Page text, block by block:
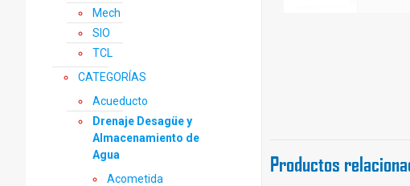
Productos
Mech
SIO
TCL
CATEGORÍAS
Acueducto
Drenaje Desagüe y
Almacenamiento de
Agua
Acometida